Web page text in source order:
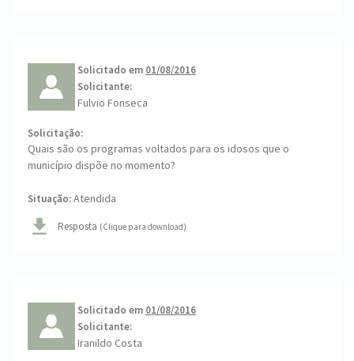
Solicitado em 01/08/2016
Solicitante:
Fulvio Fonseca
Solicitação:
Quais são os programas voltados para os idosos que o
município dispõe no momento?
Situação:Atendida
Resposta (Clique para download)
Solicitado em 01/08/2016
Solicitante:
Iranildo Costa